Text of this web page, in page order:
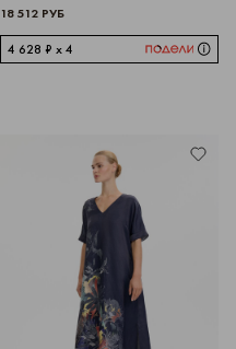
18 512 РУБ
4 628 ₽ x 4